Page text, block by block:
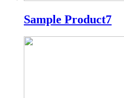
Sample Product7